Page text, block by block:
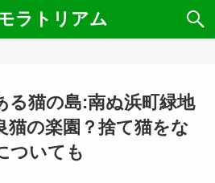
ラトリアム
る猫の島:南ぬ浜町緑地
猫の楽園？捨て猫をな
ついても